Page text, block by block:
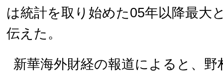
は統計を取り始めた05年以降最大
伝えた。
新華海外財経の報道によると、野